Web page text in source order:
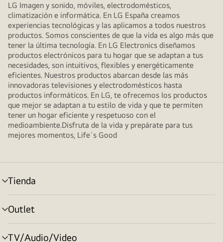
LG Imagen y sonido, móviles, electrodomésticos,
climatización e informática. En LG España creamos
experiencias tecnológicas y las aplicamos a todos nuestros
productos. Somos conscientes de que la vida es algo más que
tener la última tecnología. En LG Electronics diseñamos
productos electrónicos para tu hogar que se adaptan a tus
necesidades, son intuitivos, flexibles y energéticamente
eficientes. Nuestros productos abarcan desde las más
innovadoras televisiones y electrodomésticos hasta
productos informáticos. En LG, te ofrecemos los productos
que mejor se adaptan a tu estilo de vida y que te permiten
tener un hogar eficiente y respetuoso con el
medioambiente.Disfruta de la vida y prepárate para tus
mejores momentos, Life´s Good
Tienda
Alternar
menú
Outlet
Alternar
menú
TV/Audio/Video